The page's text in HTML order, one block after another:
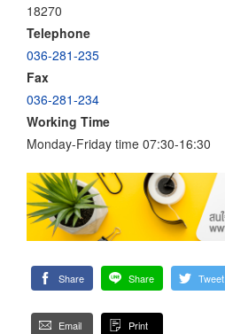
18270
Telephone
036-281-235
Fax
036-281-234
Working Time
Monday-Friday time 07:30-16:30
Share Share Tweet
Email Print